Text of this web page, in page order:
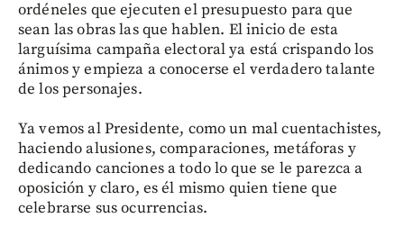
ordéneles que ejecuten el presupuesto para que
sean las obras las que hablen. El inicio de esta
larguísima campaña electoral ya está crispando los
ánimos y empieza a conocerse el verdadero talante
de los personajes.
Ya vemos al Presidente, como un mal cuentachistes,
haciendo alusiones, comparaciones, metáforas y
dedicando canciones a todo lo que se le parezca a
oposición y claro, es él mismo quien tiene que
celebrarse sus ocurrencias.